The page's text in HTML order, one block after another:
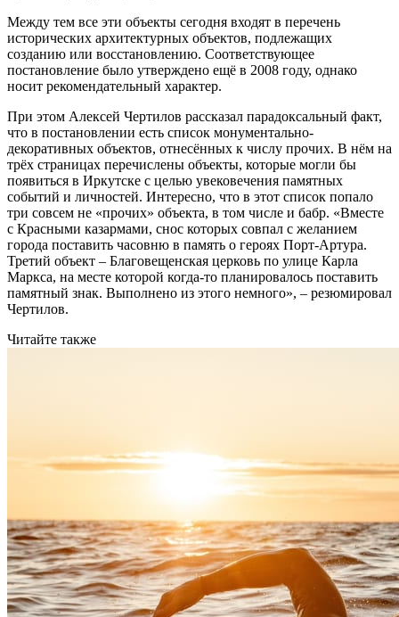
Между тем все эти объекты сегодня входят в перечень
исторических архитектурных объектов, подлежащих
созданию или восстановлению. Соответствующее
постановление было утверждено ещё в 2008 году, однако
носит рекомендательный характер.
При этом Алексей Чертилов рассказал парадоксальный факт,
что в постановлении есть список монументально-
декоративных объектов, отнесённых к числу прочих. В нём на
трёх страницах перечислены объекты, которые могли бы
появиться в Иркутске с целью увековечения памятных
событий и личностей. Интересно, что в этот список попало
три совсем не «прочих» объекта, в том числе и бабр. «Вместе
с Красными казармами, снос которых совпал с желанием
города поставить часовню в память о героях Порт-Артура.
Третий объект – Благовещенская церковь по улице Карла
Маркса, на месте которой когда-то планировалось поставить
памятный знак. Выполнено из этого немного», – резюмировал
Чертилов.
Читайте также